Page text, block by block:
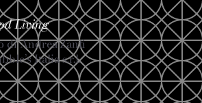
Living
di Andrea Zanfi
Italia s.r.l.